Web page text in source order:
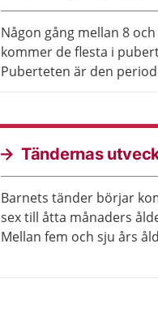
Någon gång mellan 8
kommer de flesta i
Puberteten är den
brukar komma i
tidigare än den som har
puberteten varierar
person till person.
Tändernas
Barnets tänder börjar
sex till åtta månaders
Mellan fem och sju års